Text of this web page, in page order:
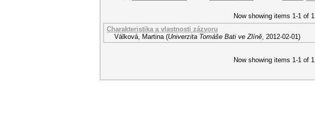
Now showing items 1-1 of 1
Charakteristika a vlastnosti zázvoru
Válková, Martina (Univerzita Tomáše Bati ve Zlíně, 2012-02-01)
Now showing items 1-1 of 1